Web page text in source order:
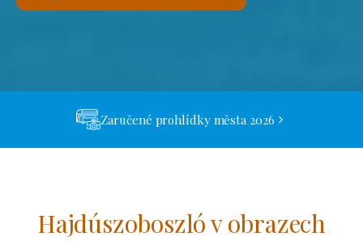
Zaručené prohlídky města 2026
Hajdúszoboszló v obrazech